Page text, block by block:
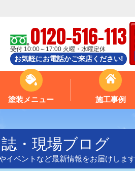
0120-516-113
受付 10:00～17:00 火曜・水曜定休
お気軽にお電話かご来店ください!
塗装メニュー 施工事例
・現場ブログ
イベントなど最新情報をお届けします